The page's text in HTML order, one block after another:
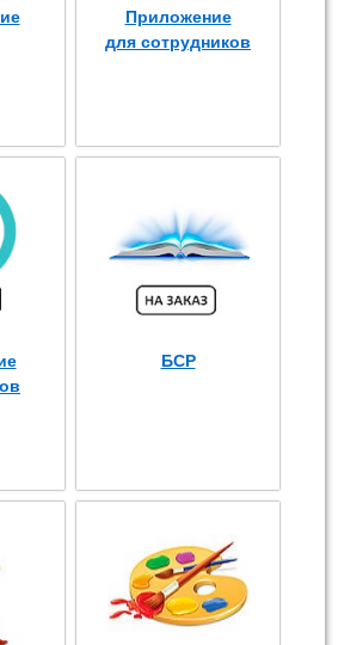
Приложение
для сотрудников
БСР